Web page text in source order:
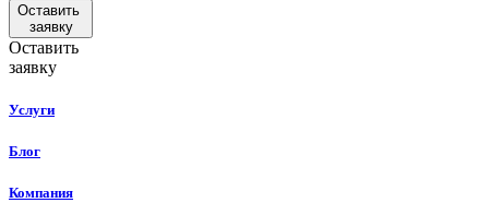
Оставить
заявку
Оставить
заявку
Услуги
Блог
Компания